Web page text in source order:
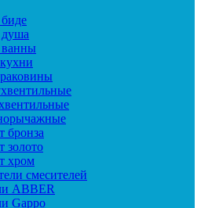
ванны
бронза
золото
хром
смесителей
ABBER
Gappo